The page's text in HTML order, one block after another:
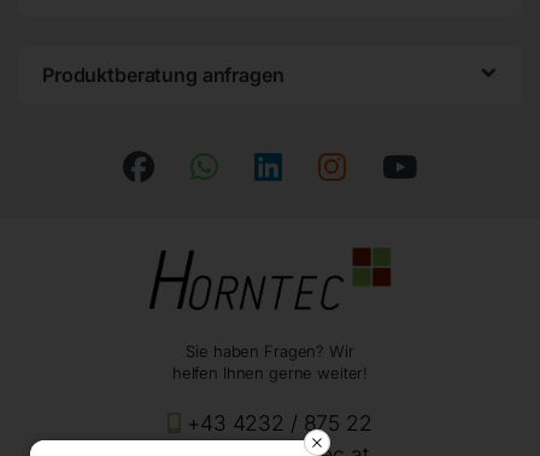
Produktberatung anfragen
Sie haben Fragen? Wir
helfen Ihnen gerne weiter!
+43 4232 / 875 22